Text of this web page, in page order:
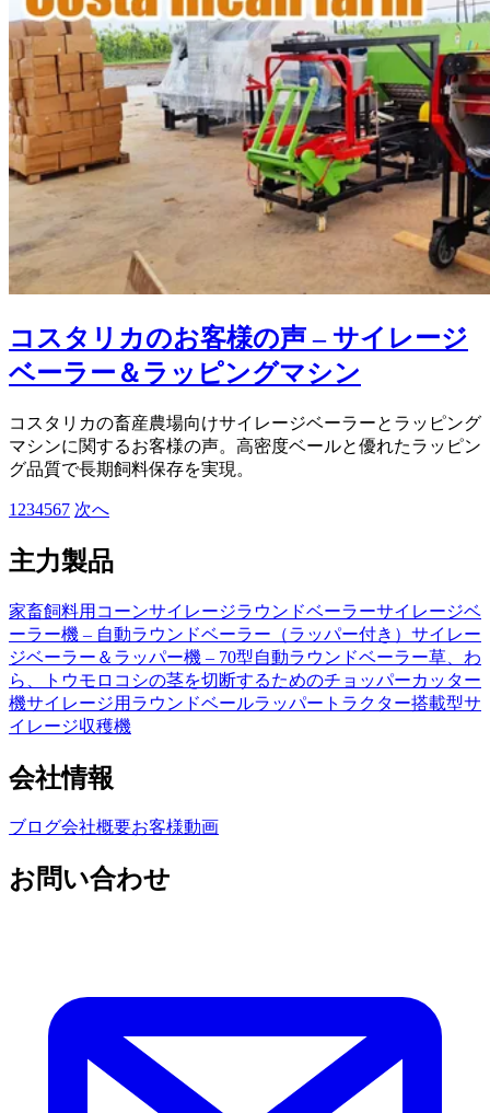
コスタリカのお客様の声 – サイレージ
ベーラー＆ラッピングマシン
コスタリカの畜産農場向けサイレージベーラーとラッピング
マシンに関するお客様の声。高密度ベールと優れたラッピン
グ品質で長期飼料保存を実現。
1 234567 次へ
主力製品
家畜飼料用コーンサイレージラウンドベーラーサイレージベ
ーラー機 – 自動ラウンドベーラー（ラッパー付き） サイレー
ジベーラー＆ラッパー機 – 70型自動ラウンドベーラー草、わ
ら、トウモロコシの茎を切断するためのチョッパーカッター
機サイレージ用ラウンドベールラッパー トラクター搭載型サ
イレージ収穫機
会社情報
ブログ会社概要お客様動画
お問い合わせ